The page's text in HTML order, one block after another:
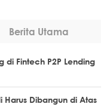
Berita Utama
di Fintech P2P Lending
Harus Dibangun di Atas